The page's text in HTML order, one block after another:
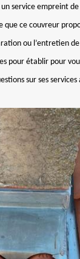
service empreint
que ce couvreur
ou l’entretien
pour établir pour
sur ses services